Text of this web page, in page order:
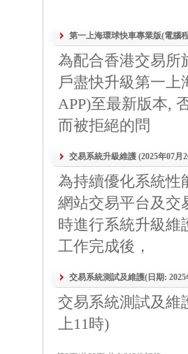
第一上海環球快車專業版(電腦
為配合香港交易所
戶盡快升級第一
APP)至最新版本,
而被拒絕的問
交易系統升級維護 (2025年07月
為持續優化系統性
網站交易平台及交
時進行系統升級維
工作完成後，
交易系統測試及維護(日期:
交易系統測試及維
上11時)